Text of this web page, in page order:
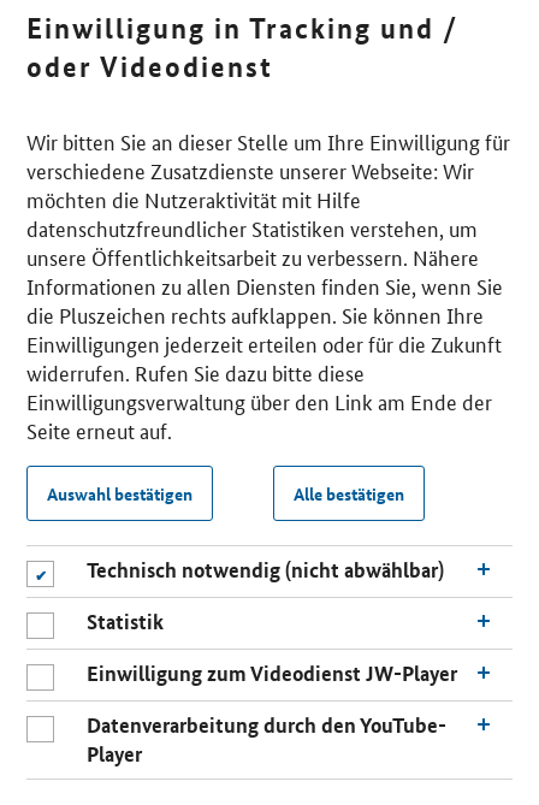
Einwilligung in Tracking und /
oder Videodienst
Wir bitten Sie an dieser Stelle um Ihre Einwilligung für
verschiedene Zusatzdienste unserer Webseite: Wir
möchten die Nutzeraktivität mit Hilfe
datenschutzfreundlicher Statistiken verstehen, um
unsere Öffentlichkeitsarbeit zu verbessern. Nähere
Informationen zu allen Diensten finden Sie, wenn Sie
die Pluszeichen rechts aufklappen. Sie können Ihre
Einwilligungen jederzeit erteilen oder für die Zukunft
widerrufen. Rufen Sie dazu bitte diese
Einwilligungsverwaltung über den Link am Ende der
Seite erneut auf.
Auswahl bestätigen Alle bestätigen
Technisch notwendig (nicht abwählbar)
Statistik
Einwilligung zum Videodienst JW-Player
Datenverarbeitung durch den YouTube-
Player